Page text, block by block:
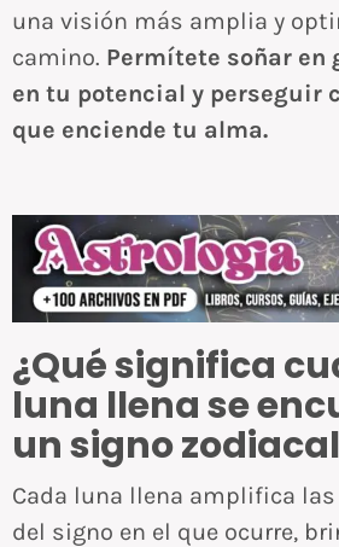
una visión más amplia y
camino. Permítete soñar en
en tu potencial y perseguir
que enciende tu alma.
¿Qué significa
luna llena se
un signo
Cada luna llena amplifica
del signo en el que ocurre,